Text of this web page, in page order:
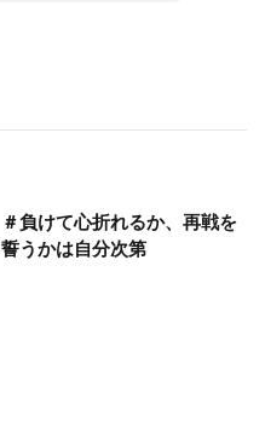
＃負けて心折れるか、再戦を
誓うかは自分次第